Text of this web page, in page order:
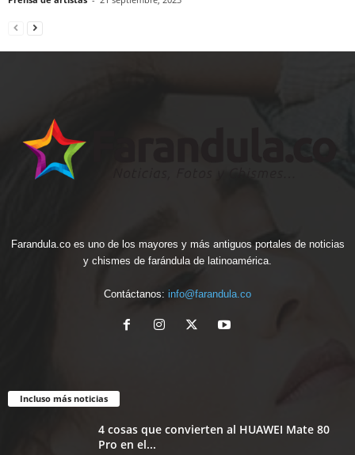
Farandula.co es uno de los mayores y más antiguos portales de noticias
y chismes de farándula de latinoamérica.
Contáctanos: info@farandula.co
Incluso más noticias
4 cosas que convierten al HUAWEI Mate 80
Pro en el...